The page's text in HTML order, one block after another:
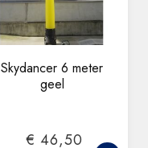
Skydancer 6 meter
geel
€ 46,50